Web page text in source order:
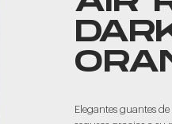
Elegantes guantes